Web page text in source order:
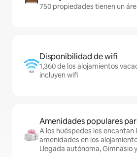
750 propiedades tienen un
Disponibilidad de wifi
1,360 de los alojamientos
incluyen wifi
Amenidades populares
A los huéspedes les encantan
amenidades en los
Llegada autónoma, Gimnasio